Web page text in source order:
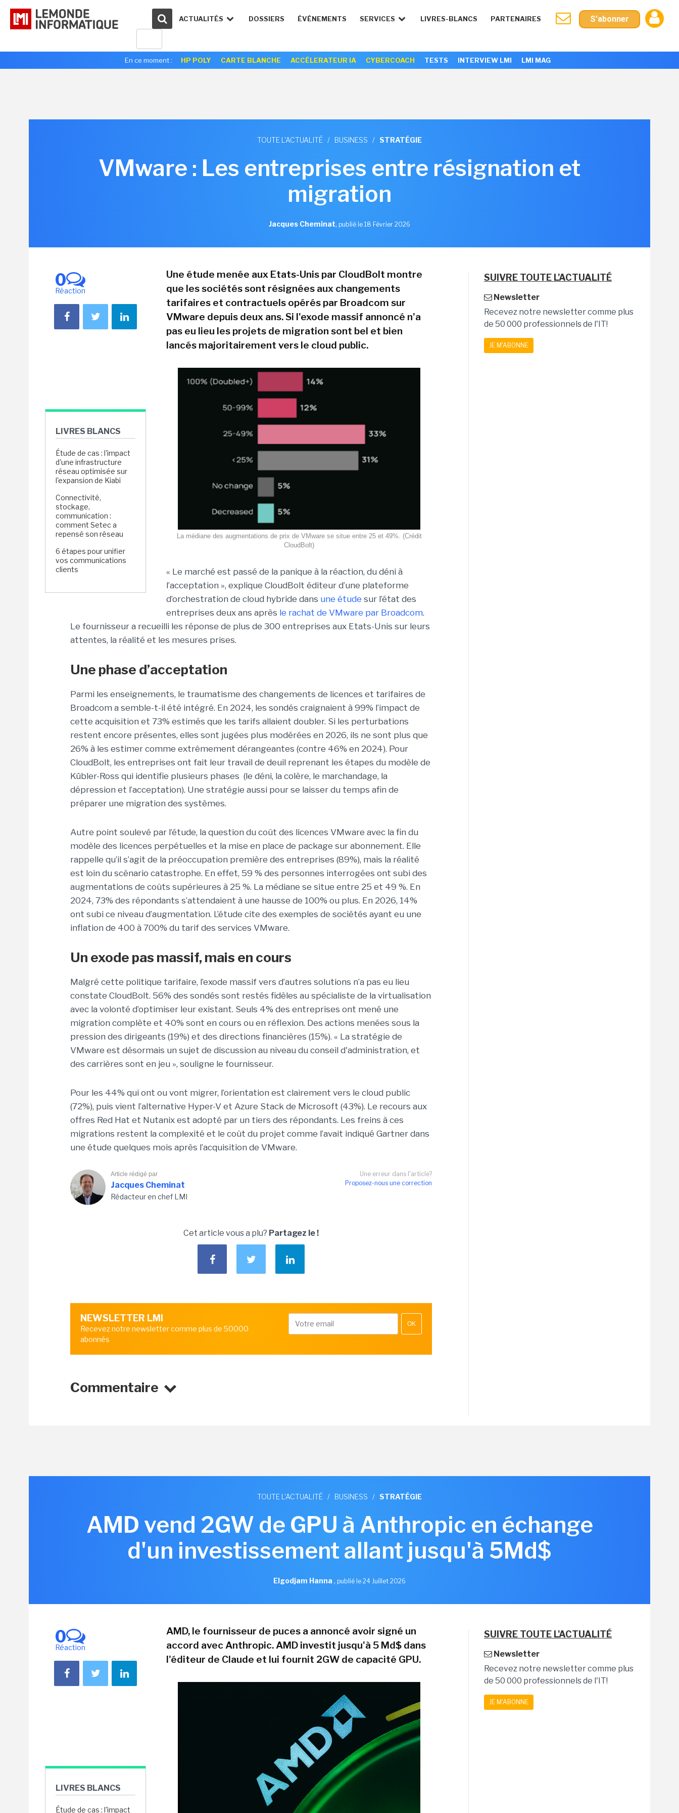
ACTUALITÉS DOSSIERS ÉVÉNEMENTS SERVICES LIVRES-BLANCS PARTENAIRES S'abonner
En ce moment : HP POLY CARTE BLANCHE ACCÉLERATEUR IA CYBERCOACH TESTS INTERVIEW LMI LMI MAG
TOUTE L'ACTUALITÉ / BUSINESS / STRATÉGIE
VMware : Les entreprises entre résignation et
migration
Jacques Cheminat, publié le 18 Février 2026
0
Réaction
LIVRES BLANCS
Étude de cas : l'impact
d'une infrastructure
réseau optimisée sur
l'expansion de Kiabi
Connectivité,
stockage,
communication :
comment Setec a
repensé son réseau
6 étapes pour unifier
vos communications
clients
Une étude menée aux Etats-Unis par CloudBolt montre
que les sociétés sont résignées aux changements
tarifaires et contractuels opérés par Broadcom sur
VMware depuis deux ans. Si l'exode massif annoncé n'a
pas eu lieu les projets de migration sont bel et bien
lancés majoritairement vers le cloud public.
La médiane des augmentations de prix de VMware se situe entre 25 et 49%. (Crédit
CloudBolt)
« Le marché est passé de la panique à la réaction, du déni à
l’acceptation », explique CloudBolt éditeur d’une plateforme
d’orchestration de cloud hybride dans une étude sur l’état des
entreprises deux ans après le rachat de VMware par Broadcom.
Le fournisseur a recueilli les réponse de plus de 300 entreprises aux Etats-Unis sur leurs
attentes, la réalité et les mesures prises.
Une phase d’acceptation
Parmi les enseignements, le traumatisme des changements de licences et tarifaires de
Broadcom a semble-t-il été intégré. En 2024, les sondés craignaient à 99% l’impact de
cette acquisition et 73% estimés que les tarifs allaient doubler. Si les perturbations
restent encore présentes, elles sont jugées plus modérées en 2026, ils ne sont plus que
26% à les estimer comme extrêmement dérangeantes (contre 46% en 2024). Pour
CloudBolt, les entreprises ont fait leur travail de deuil reprenant les étapes du modèle de
Kübler-Ross qui identifie plusieurs phases (le déni, la colère, le marchandage, la
dépression et l’acceptation). Une stratégie aussi pour se laisser du temps afin de
préparer une migration des systèmes.
Autre point soulevé par l’étude, la question du coût des licences VMware avec la fin du
modèle des licences perpétuelles et la mise en place de package sur abonnement. Elle
rappelle qu’il s’agit de la préoccupation première des entreprises (89%), mais la réalité
est loin du scénario catastrophe. En effet, 59 % des personnes interrogées ont subi des
augmentations de coûts supérieures à 25 %. La médiane se situe entre 25 et 49 %. En
2024, 73% des répondants s’attendaient à une hausse de 100% ou plus. En 2026, 14%
ont subi ce niveau d’augmentation. L’étude cite des exemples de sociétés ayant eu une
inflation de 400 à 700% du tarif des services VMware.
Un exode pas massif, mais en cours
Malgré cette politique tarifaire, l’exode massif vers d’autres solutions n’a pas eu lieu
constate CloudBolt. 56% des sondés sont restés fidèles au spécialiste de la virtualisation
avec la volonté d’optimiser leur existant. Seuls 4% des entreprises ont mené une
migration complète et 40% sont en cours ou en réflexion. Des actions menées sous la
pression des dirigeants (19%) et des directions financières (15%). « La stratégie de
VMware est désormais un sujet de discussion au niveau du conseil d'administration, et
des carrières sont en jeu », souligne le fournisseur.
Pour les 44% qui ont ou vont migrer, l’orientation est clairement vers le cloud public
(72%), puis vient l’alternative Hyper-V et Azure Stack de Microsoft (43%). Le recours aux
offres Red Hat et Nutanix est adopté par un tiers des répondants. Les freins à ces
migrations restent la complexité et le coût du projet comme l’avait indiqué Gartner dans
une étude quelques mois après l’acquisition de VMware.
Une erreur dans l'article?
Proposez-nous une correction
Article rédigé par
Jacques Cheminat
Rédacteur en chef LMI
Cet article vous a plu? Partagez le !
NEWSLETTER LMI
Recevez notre newsletter comme plus de 50000
abonnés
OK
Commentaire
SUIVRE TOUTE L'ACTUALITÉ
Newsletter
Recevez notre newsletter comme plus
de 50 000 professionnels de l'IT!
JE M'ABONNE
TOUTE L'ACTUALITÉ / BUSINESS / STRATÉGIE
AMD vend 2GW de GPU à Anthropic en échange
d'un investissement allant jusqu'à 5Md$
Elgodjam Hanna , publié le 24 Juillet 2026
0
Réaction
LIVRES BLANCS
Étude de cas : l'impact
AMD, le fournisseur de puces a annoncé avoir signé un
accord avec Anthropic. AMD investit jusqu'à 5 Md$ dans
l'éditeur de Claude et lui fournit 2GW de capacité GPU.
SUIVRE TOUTE L'ACTUALITÉ
Newsletter
Recevez notre newsletter comme plus
de 50 000 professionnels de l'IT!
JE M'ABONNE